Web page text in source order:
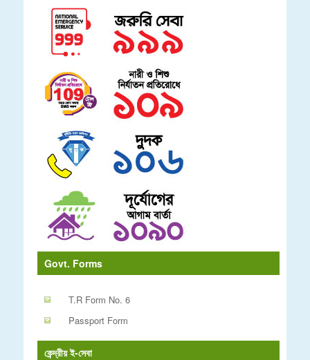
Govt. Forms
T.R Form No. 6
Passport Form
কেন্দ্রীয় ই-সেবা